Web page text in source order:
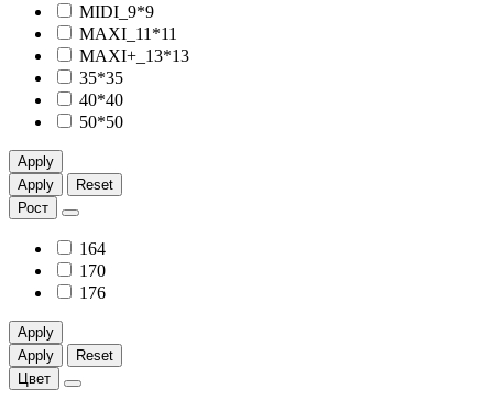
MIDI_9*9
MAXI_11*11
MAXI+_13*13
35*35
40*40
50*50
Apply
Apply
Reset
Рост
164
170
176
Apply
Apply
Reset
Цвет